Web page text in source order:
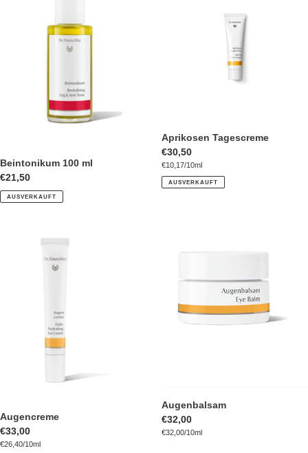
Beintonikum 100 ml
Normaler
Preis
€21,50
AUSVERKAUFT
Aprikosen Tagescreme
Normaler
Preis
€30,50
Einzelpreis
€10,17/pro
10ml
AUSVERKAUFT
Augencreme
Normaler
Preis
€33,00
Einzelpreis
€26,40/pro
10ml
Augenbalsam
Normaler
Preis
€32,00
Einzelpreis
€32,00/pro
10ml